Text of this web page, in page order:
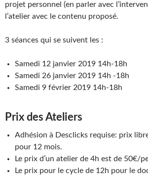
projet personnel (en parler avec
l’atelier avec le contenu proposé.
3 séances qui se suivent les :
Samedi 12 janvier 2019 14h-18h
Samedi 26 janvier 2019 14h -18h
Samedi 9 février 2019 14h-18h
Prix des Ateliers
Adhésion à Desclicks requise: prix
pour 12 mois.
Le prix d’un atelier de 4h est de 50€/
Le prix pour le cycle de 12h pour le